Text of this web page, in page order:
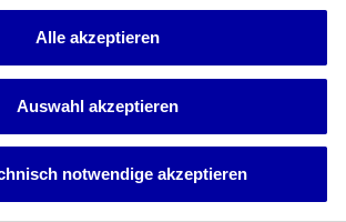
Alle akzeptieren
Auswahl akzeptieren
notwendige akzeptieren
2